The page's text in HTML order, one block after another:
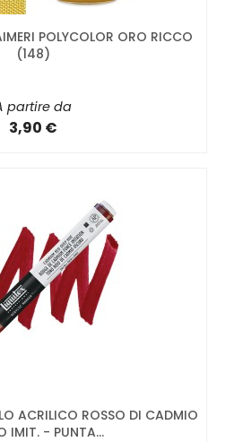
POLYCOLOR ORO RICCO
(148)
partire da
3,90 €
ACRILICO ROSSO DI CADMIO
IMIT. - PUNTA...